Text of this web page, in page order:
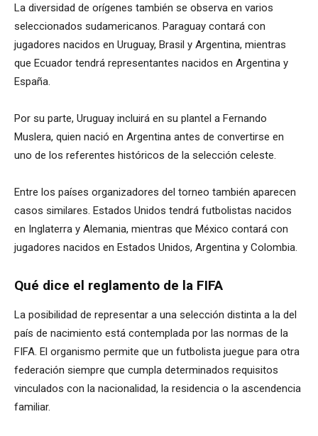
La diversidad de orígenes también se observa en varios
seleccionados sudamericanos. Paraguay contará con
jugadores nacidos en Uruguay, Brasil y Argentina, mientras
que Ecuador tendrá representantes nacidos en Argentina y
España.
Por su parte, Uruguay incluirá en su plantel a Fernando
Muslera, quien nació en Argentina antes de convertirse en
uno de los referentes históricos de la selección celeste.
Entre los países organizadores del torneo también aparecen
casos similares. Estados Unidos tendrá futbolistas nacidos
en Inglaterra y Alemania, mientras que México contará con
jugadores nacidos en Estados Unidos, Argentina y Colombia.
Qué dice el reglamento de la FIFA
La posibilidad de representar a una selección distinta a la del
país de nacimiento está contemplada por las normas de la
FIFA. El organismo permite que un futbolista juegue para otra
federación siempre que cumpla determinados requisitos
vinculados con la nacionalidad, la residencia o la ascendencia
familiar.